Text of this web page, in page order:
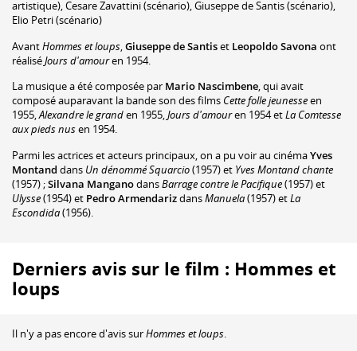
artistique),Cesare Zavattini(scénario),Giuseppe de Santis(scénario),
Elio Petri(scénario)
AvantHommes et loups,Giuseppe de Santiset Leopoldo Savona ont
réaliséJours d'amouren 1954.
La musique a été composée par Mario Nascimbene, qui avait
composé auparavant la bande son des films Cette folle jeunesseen
1955,Alexandre le granden 1955,Jours d'amouren 1954 etLa Comtesse
aux pieds nusen 1954.
Parmi les actrices et acteurs principaux, on a pu voir au cinémaYves
Montand dans Un dénommé Squarcio(1957) et Yves Montand chante
(1957) ;Silvana ManganodansBarrage contre le Pacifique(1957) et
Ulysse(1954) et Pedro ArmendarizdansManuela(1957) etLa
Escondida(1956).
Derniers avis sur le film : Hommes et
loups
Il n'y a pas encore d'avis surHommes et loups.